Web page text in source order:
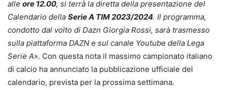
alle ore 12.00, si terrà la diretta della presentazione del
Calendario della Serie A TIM 2023/2024. Il programma,
condotto dal volto di Dazn Giorgia Rossi, sarà trasmesso
sulla piattaforma DAZN e sul canale Youtube della Lega
Serie A». Con questa nota il massimo campionato italiano
di calcio ha annunciato la pubblicazione ufficiale del
calendario, prevista per la prossima settimana.